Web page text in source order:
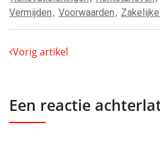
Vermijden, Voorwaarden,
Vorig artikel
Een reactie